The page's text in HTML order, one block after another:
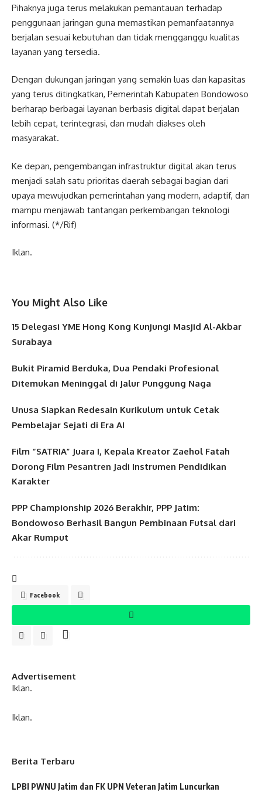
Pihaknya juga terus melakukan pemantauan terhadap
penggunaan jaringan guna memastikan pemanfaatannya
berjalan sesuai kebutuhan dan tidak mengganggu kualitas
layanan yang tersedia.
Dengan dukungan jaringan yang semakin luas dan kapasitas
yang terus ditingkatkan, Pemerintah Kabupaten Bondowoso
berharap berbagai layanan berbasis digital dapat berjalan
lebih cepat, terintegrasi, dan mudah diakses oleh
masyarakat.
Ke depan, pengembangan infrastruktur digital akan terus
menjadi salah satu prioritas daerah sebagai bagian dari
upaya mewujudkan pemerintahan yang modern, adaptif, dan
mampu menjawab tantangan perkembangan teknologi
informasi. (*/Rif)
Iklan.
You Might Also Like
15 Delegasi YME Hong Kong Kunjungi Masjid Al-Akbar
Surabaya
Bukit Piramid Berduka, Dua Pendaki Profesional
Ditemukan Meninggal di Jalur Punggung Naga
Unusa Siapkan Redesain Kurikulum untuk Cetak
Pembelajar Sejati di Era AI
Film “SATRIA” Juara I, Kepala Kreator Zaehol Fatah
Dorong Film Pesantren Jadi Instrumen Pendidikan
Karakter
PPP Championship 2026 Berakhir, PPP Jatim:
Bondowoso Berhasil Bangun Pembinaan Futsal dari
Akar Rumput
Facebook
Advertisement
Iklan.
Iklan.
Berita Terbaru
LPBI PWNU Jatim dan FK UPN Veteran Jatim Luncurkan